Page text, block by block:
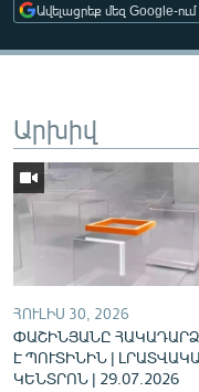
ԲԱՆԱՎԵՃ
Հայերեն
English
Русский
ՀԵՏԵՎԵՔ ՄԵԶ
Ավելացրեք մեզ Google-ում
Արխիվ
ՀՈՒԼԻՍ 30, 2026
ՓԱՇԻՆՅԱՆԸ
Է ՊՈՒՏԻՆԻՆ |
ԿԵՆՏՐՈՆ | 29.07.2026